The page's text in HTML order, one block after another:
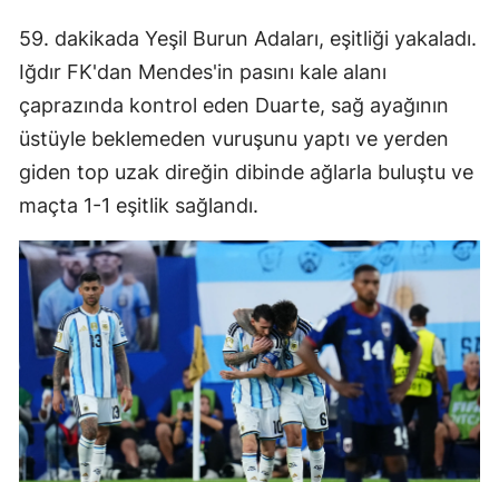
Tokat
Trabzon
Tunceli
Uşak
Van
Yozgat
Zonguldak
Aksaray
59. dakikada Yeşil Burun Adaları, eşitliği yakaladı.
Iğdır FK'dan Mendes'in pasını kale alanı
çaprazında kontrol eden Duarte, sağ ayağının
üstüyle beklemeden vuruşunu yaptı ve yerden
giden top uzak direğin dibinde ağlarla buluştu ve
maçta 1-1 eşitlik sağlandı.